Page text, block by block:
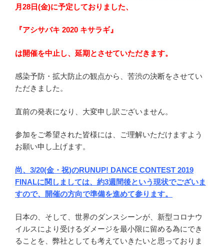
月28日(金)に予定しておりました、
『アシサバキ 2020 キサラギ』
は開催を中止し、延期とさせていただきます。
感染予防・拡大防止の観点から、苦渋の決断をさせてい
ただきました。
直前の発表になり、大変申し訳ございません。
参加をご希望された皆様には、ご理解いただけますよう
お願い申し上げます。
尚、3/20(金・祝)のRUNUP! DANCE CONTEST 2019
FINALに関しましては、約3週間後という現状でございま
すので、開催の方向で準備を進めて参ります。
日本の、そして、世界のダンスシーンが、新型コロナウ
イルスにより受けるダメージを最小限に留める為にでき
ることを、弊社としても考えていきたいと思っておりま